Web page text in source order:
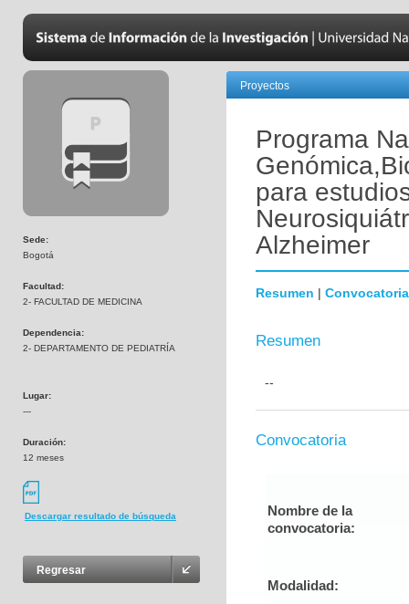
Sede:
Bogotá
Facultad:
2- FACULTAD DE MEDICINA
Dependencia:
2- DEPARTAMENTO DE PEDIATRÍA
Lugar:
---
Duración:
12 meses
Descargar resultado de búsqueda
Regresar
Proyectos
Programa
para
Alzheimer
Resumen | Convocatoria
Resumen
--
Convocatoria
Nombre de la
convocatoria:
Modalidad: